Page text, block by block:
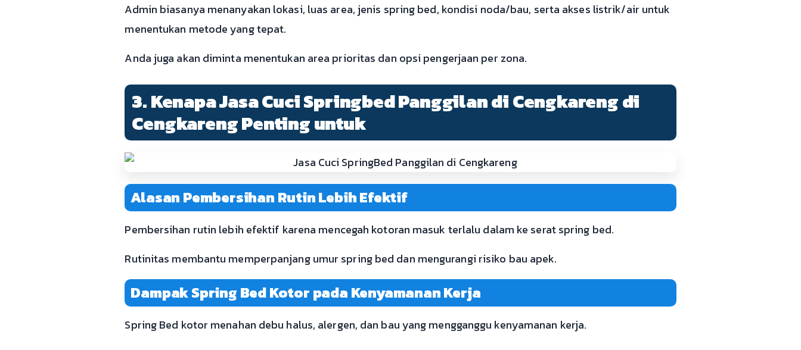
Admin biasanya menanyakan lokasi, luas area, jenis spring bed, kondisi noda/bau, serta akses listrik/air untuk
menentukan metode yang tepat.
Anda juga akan diminta menentukan area prioritas dan opsi pengerjaan per zona.
3. Kenapa Jasa Cuci Springbed Panggilan di Cengkareng di
Cengkareng Penting untuk
Alasan Pembersihan Rutin Lebih Efektif
Pembersihan rutin lebih efektif karena mencegah kotoran masuk terlalu dalam ke serat spring bed.
Rutinitas membantu memperpanjang umur spring bed dan mengurangi risiko bau apek.
Dampak Spring Bed Kotor pada Kenyamanan Kerja
Spring Bed kotor menahan debu halus, alergen, dan bau yang mengganggu kenyamanan kerja.